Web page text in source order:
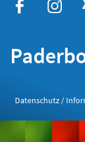
Datenschutz /